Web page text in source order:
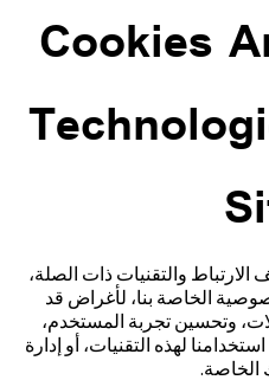
Cookies
والتقنيات ذات الصلة،
الخاصة بنا، لأغراض قد
وتحسين تجربة المستخدم،
لهذه التقنيات، أو إدارة
الخاصة.